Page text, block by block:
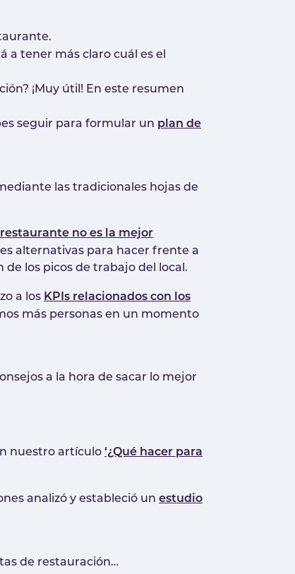
a tener más claro cuál es el
¡Muy útil! En este resumen
seguir para formular un plan de
las tradicionales hojas de
no es la mejor
alternativas para hacer frente a
los picos de trabajo del local.
a los KPIs relacionados con los
más personas en un momento
a la hora de sacar lo mejor
nuestro artículo ‘¿Qué hacer para
analizó y estableció un estudio
de restauración…